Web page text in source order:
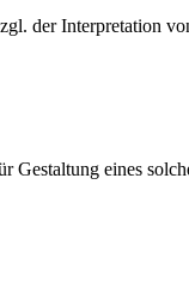
der Interpretation
Gestaltung eines